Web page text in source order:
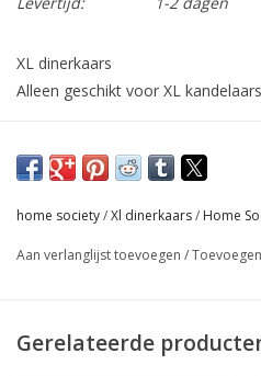
XL dinerkaars
Alleen geschikt voor XL
Afmeting :3.2 x 3.2 x 24
let op: deze prijs geld voor 1
home society/Xl dinerkaars/ Home
Aan verlanglijst toevoegen /
Gerelateerde